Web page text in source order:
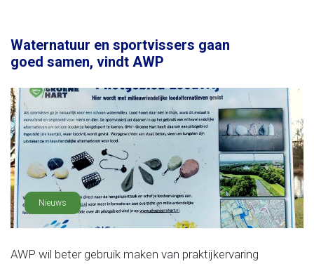
Waternatuur en sportvissers gaan
goed samen, vindt AWP
Nieuws
AWP wil beter gebruik maken van praktijkervaring